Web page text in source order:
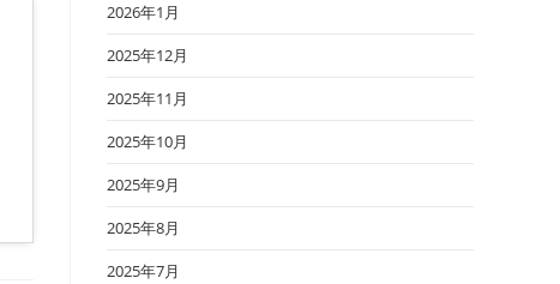
2026年1月
2025年12月
2025年11月
2025年10月
2025年9月
2025年8月
2025年7月